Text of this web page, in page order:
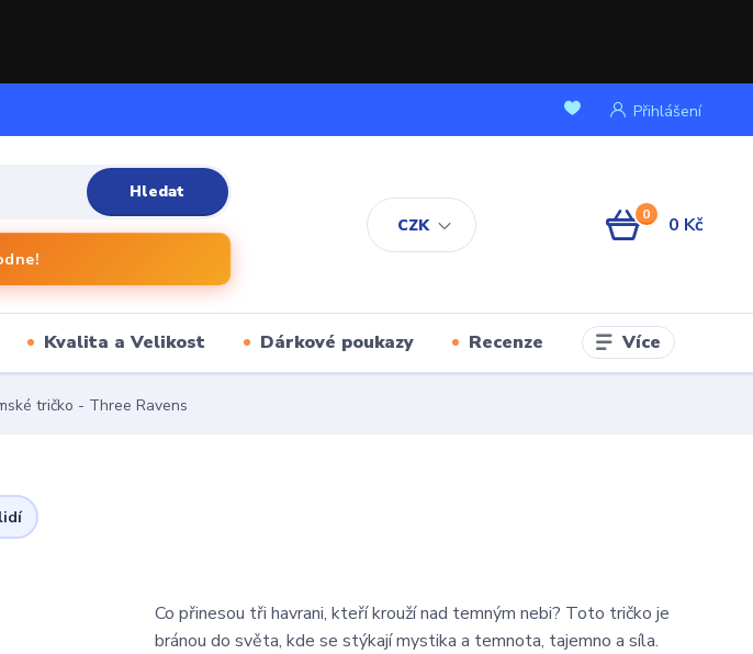
CZK
Přihlášení
Hledat
0 0 Kč
Kvalita a Velikost Dárkové poukazy Recenze Více
tričko - Three Ravens
Co přinesou tři havrani, kteří krouží nad temným nebi? Toto tričko je
bránou do světa, kde se stýkají mystika a temnota, tajemno a síla.